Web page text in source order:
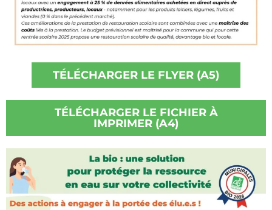
TÉLÉCHARGER LE FLYER (A5)
TÉLÉCHARGER LE FICHIER À
IMPRIMER (A4)